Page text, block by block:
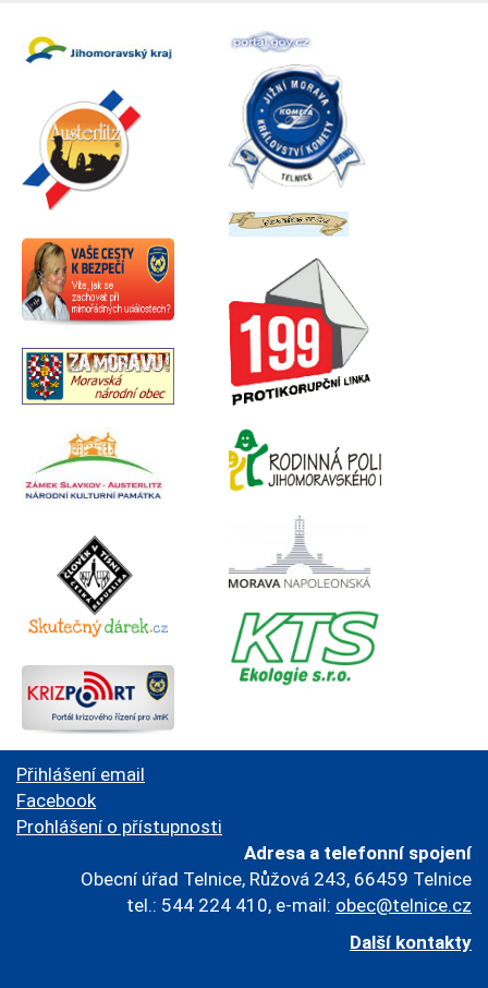
Přihlášení email
Facebook
Prohlášení o přístupnosti
Adresa a telefonní spojení
Obecní úřad Telnice, Růžová 243, 66459 Telnice
tel.: 544 224 410, e-mail: obec@telnice.cz
Další kontakty